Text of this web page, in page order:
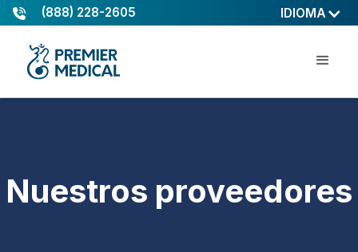
(888) 228-2605 IDIOMA
Nuestros proveedores